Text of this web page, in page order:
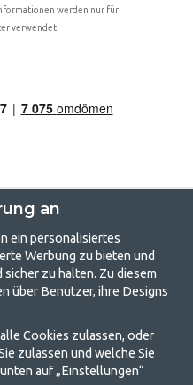
werden nur für
verwendet.
Geschäft für
Leben
sein oder eine Möglichkeit, die
zusammenzubringen. Egal, zu
finden Sie alles, was Sie an
an
ein personalisiertes
Werbung zu bieten und
zu halten. Zu diesem
über Benutzer, ihre Designs
Cookies zulassen, oder
zulassen und welche Sie
auf „Einstellungen“